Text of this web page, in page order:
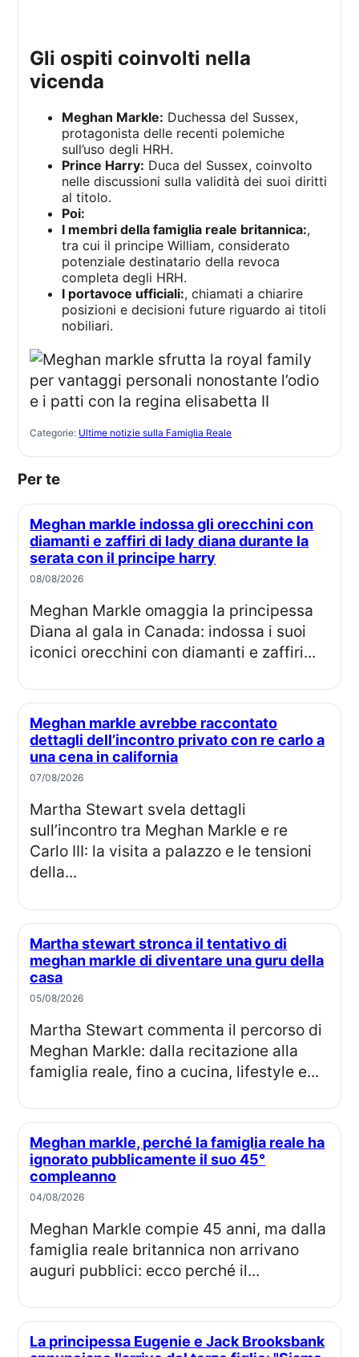
gli ospiti coinvolti nella
vicenda
Meghan Markle: Duchessa del Sussex,
protagonista delle recenti polemiche
sull’uso degli HRH.
Prince Harry: Duca del Sussex, coinvolto
nelle discussioni sulla validità dei suoi diritti
al titolo.
Poi:
I membri della famiglia reale britannica:,
tra cui il principe William, considerato
potenziale destinatario della revoca
completa degli HRH.
I portavoce ufficiali:, chiamati a chiarire
posizioni e decisioni future riguardo ai titoli
nobiliari.
Categorie: Ultime notizie sulla Famiglia Reale
Per te
Meghan markle indossa gli orecchini con
diamanti e zaffiri di lady diana durante la
serata con il principe harry
08/08/2026
Meghan Markle omaggia la principessa
Diana al gala in Canada: indossa i suoi
iconici orecchini con diamanti e zaffiri...
Meghan markle avrebbe raccontato
dettagli dell’incontro privato con re carlo a
una cena in california
07/08/2026
Martha Stewart svela dettagli
sull’incontro tra Meghan Markle e re
Carlo III: la visita a palazzo e le tensioni
della...
Martha stewart stronca il tentativo di
meghan markle di diventare una guru della
casa
05/08/2026
Martha Stewart commenta il percorso di
Meghan Markle: dalla recitazione alla
famiglia reale, fino a cucina, lifestyle e...
Meghan markle, perché la famiglia reale ha
ignorato pubblicamente il suo 45°
compleanno
04/08/2026
Meghan Markle compie 45 anni, ma dalla
famiglia reale britannica non arrivano
auguri pubblici: ecco perché il...
La principessa Eugenie e Jack Brooksbank